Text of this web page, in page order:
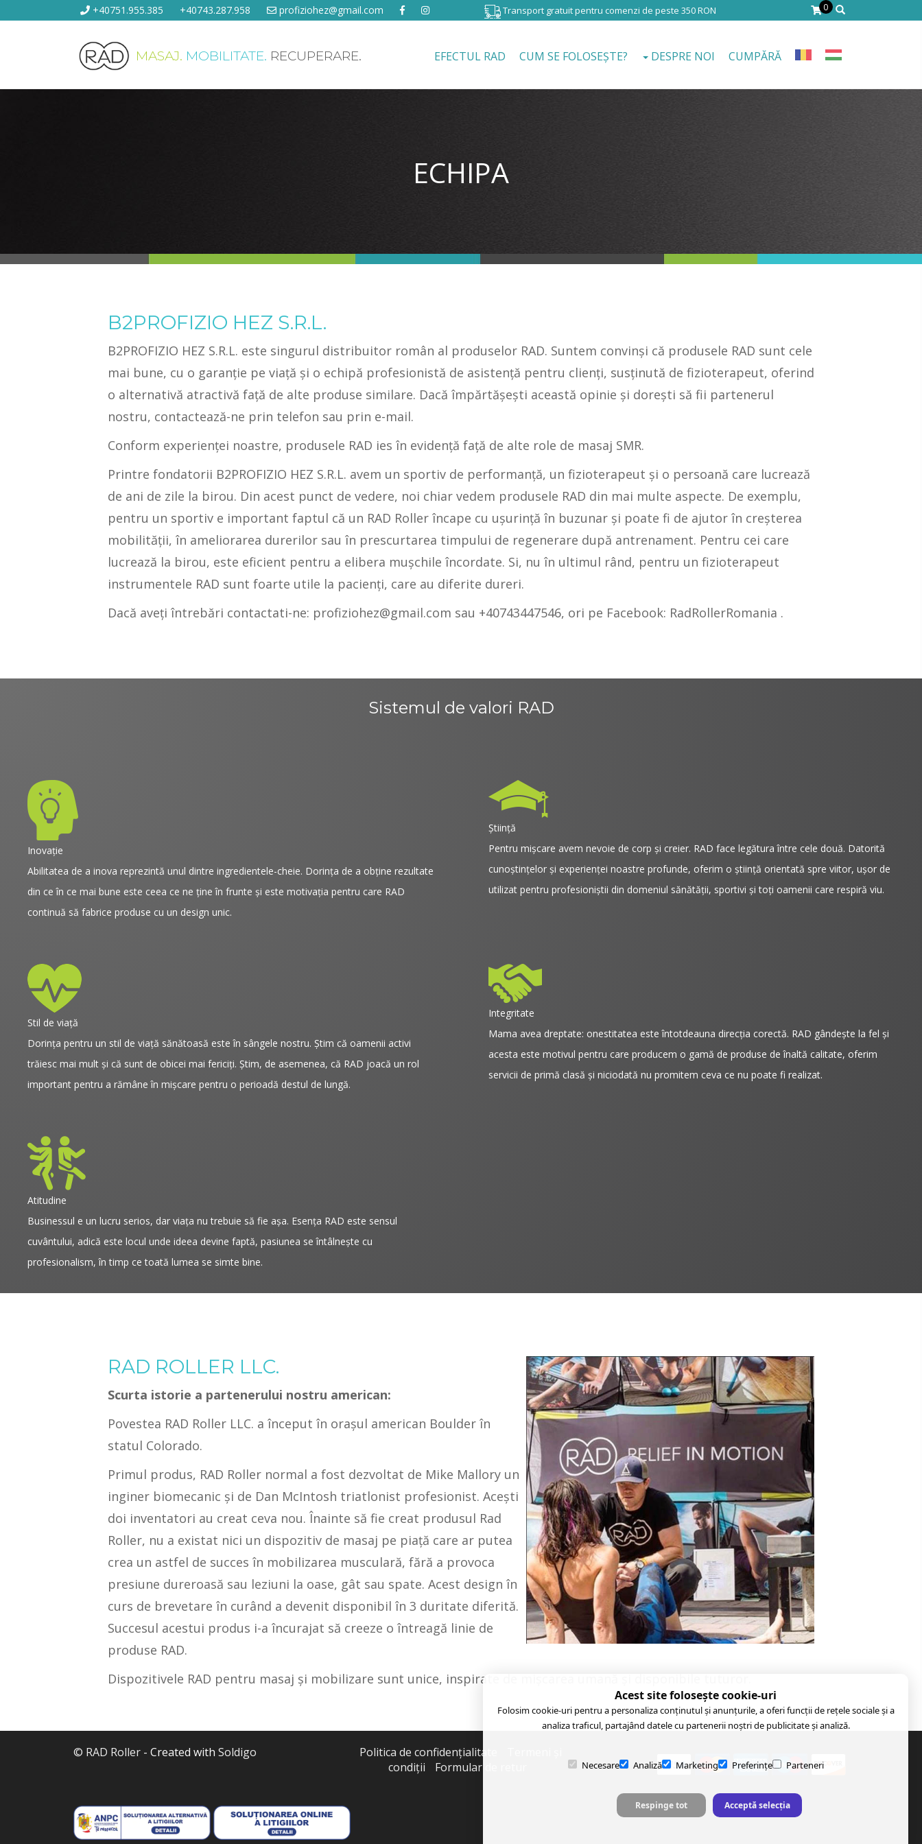
+40751.955.385 +40743.287.958 profiziohez@gmail.com Transport gratuit pentru comenzi de peste 350 RON 0
MASAJ. MOBILITATE. RECUPERARE. EFECTUL RAD CUM SE FOLOSEȘTE? DESPRE NOI CUMPĂRĂ
ECHIPA
B2PROFIZIO HEZ S.R.L.
B2PROFIZIO HEZ S.R.L. este singurul distribuitor român al produselor RAD. Suntem convinşi că produsele RAD sunt cele
mai bune, cu o garanţie pe viaţă şi o echipă profesionistă de asistenţă pentru clienţi, susţinută de fizioterapeut, oferind
o alternativă atractivă față de alte produse similare. Dacă împărtăşești această opinie şi dorești să fii partenerul
nostru, contactează-ne prin telefon sau prin e-mail.
Conform experienţei noastre, produsele RAD ies în evidenţă față de alte role de masaj SMR.
Printre fondatorii B2PROFIZIO HEZ S.R.L. avem un sportiv de performanță, un fizioterapeut şi o persoană care lucrează
de ani de zile la birou. Din acest punct de vedere, noi chiar vedem produsele RAD din mai multe aspecte. De exemplu,
pentru un sportiv e important faptul că un RAD Roller încape cu uşurinţă în buzunar şi poate fi de ajutor în creșterea
mobilității, în ameliorarea durerilor sau în prescurtarea timpului de regenerare după antrenament. Pentru cei care
lucrează la birou, este eficient pentru a elibera mușchile încordate. Si, nu în ultimul rând, pentru un fizioterapeut
instrumentele RAD sunt foarte utile la pacienţi, care au diferite dureri.
Dacă aveți întrebări contactati-ne: profiziohez@gmail.com sau +40743447546, ori pe Facebook: RadRollerRomania .
Sistemul de valori RAD
Inovație
Abilitatea de a inova reprezintă unul dintre ingredientele-cheie. Dorinţa de a obţine rezultate
din ce în ce mai bune este ceea ce ne ţine în frunte şi este motivaţia pentru care RAD
continuă să fabrice produse cu un design unic.
Știință
Pentru mişcare avem nevoie de corp şi creier. RAD face legătura între cele două. Datorită
cunoștințelor și experienței noastre profunde, oferim o știință orientată spre viitor, ușor de
utilizat pentru profesioniștii din domeniul sănătății, sportivi și toți oamenii care respiră viu.
Stil de viață
Dorința pentru un stil de viață sănătoasă este în sângele nostru. Ştim că oamenii activi
trăiesc mai mult și că sunt de obicei mai fericiţi. Ştim, de asemenea, că RAD joacă un rol
important pentru a rămâne în mişcare pentru o perioadă destul de lungă.
Integritate
Mama avea dreptate: onestitatea este întotdeauna direcţia corectă. RAD gândește la fel și
acesta este motivul pentru care producem o gamă de produse de înaltă calitate, oferim
servicii de primă clasă şi niciodată nu promitem ceva ce nu poate fi realizat.
Atitudine
Businessul e un lucru serios, dar viaţa nu trebuie să fie așa. Esenţa RAD este sensul
cuvântului, adică este locul unde ideea devine faptă, pasiunea se întâlneşte cu
profesionalism, în timp ce toată lumea se simte bine.
RAD ROLLER LLC.
Scurta istorie a partenerului nostru american:
Povestea RAD Roller LLC. a început în oraşul american Boulder în
statul Colorado.
Primul produs, RAD Roller normal a fost dezvoltat de Mike Mallory un
inginer biomecanic şi de Dan McIntosh triatlonist profesionist. Aceşti
doi inventatori au creat ceva nou. Înainte să fie creat produsul Rad
Roller, nu a existat nici un dispozitiv de masaj pe piaţă care ar putea
crea un astfel de succes în mobilizarea musculară, fără a provoca
presiune dureroasă sau leziuni la oase, gât sau spate. Acest design în
curs de brevetare în curând a devenit disponibil în 3 duritate diferită.
Succesul acestui produs i-a încurajat să creeze o întreagă linie de
produse RAD.
Dispozitivele RAD pentru masaj și mobilizare sunt unice, inspirate de mișcarea umană și disponibile tuturor.
© RAD Roller - Created with Soldigo Politica de confidenţialitate
condiţii
Formular de retur
Acest site folosește cookie-uri
Folosim cookie-uri pentru a personaliza conținutul și anunțurile, a oferi funcții de rețele sociale și a
analiza traficul, partajând datele cu partenerii noștri de publicitate și analiză.
Necesare Analiză Marketing Preferințe Parteneri
Respinge tot Acceptă selecția